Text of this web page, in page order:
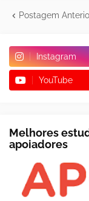
Postagem
Instagram
YouTube
Melhores
apoiadores